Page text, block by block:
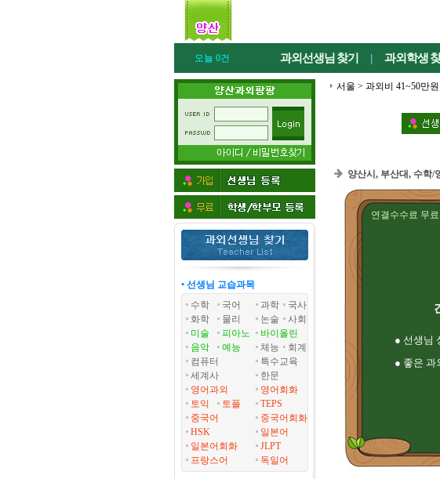
오늘 0건 과외선생님 찾기 | 과외학생
• 선생님 교습과목
수학
국어 과학
국사
화학
물리 논술
사회
미술
피아노
바이올린
음악
예능 체능
회계
컴퓨터
특수교육
세계사
한문
영어과외
영어회화
토익
토플
TEPS
중국어
중국어회화
HSK
일본어
일본어회화
JLPT
프랑스어
독일어
서울 > 과외비 41~50만원
양산시, 부산대, 수학/
연결수수료 무료
● 선생님
● 좋은 과